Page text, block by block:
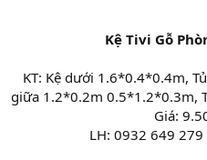
Kệ Tivi Gỗ
KT: Kệ dưới 1.6*0.4*0.4m,
giữa 1.2*0.2m 0.5*1.2*0.3m,
Giá:
LH: 0932 649